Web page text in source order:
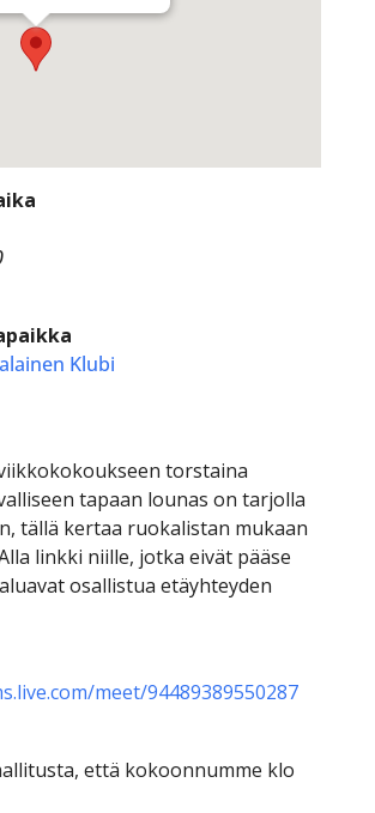
Klubi
torstaina
tapaan lounas on tarjolla
tällä kertaa ruokalistan mukaan
linkki niille, jotka eivät pääse
osallistua etäyhteyden
meet/94489389550287
että kokoonnumme klo